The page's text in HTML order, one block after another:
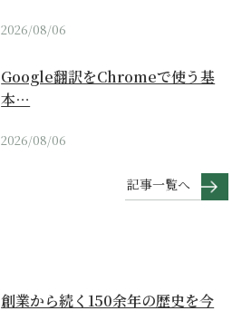
2026/08/06
Google翻訳をChromeで使う基
本…
2026/08/06
記事一覧へ
創業から続く150余年の歴史を今